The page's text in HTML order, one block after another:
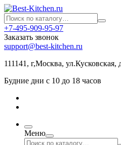
+7-495-909-95-97
Заказать звонок
support@best-kitchen.ru
111141, г,Москва,
Будние дни с 10 до 18 часов
Меню